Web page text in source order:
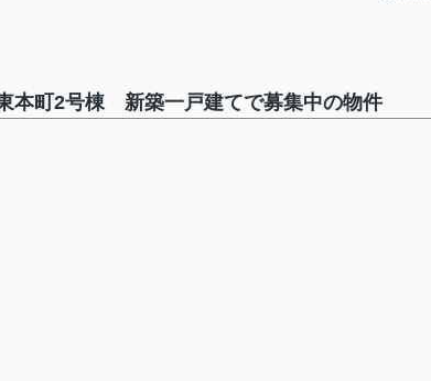
本町2号棟 新築一戸建てで募集中の物件